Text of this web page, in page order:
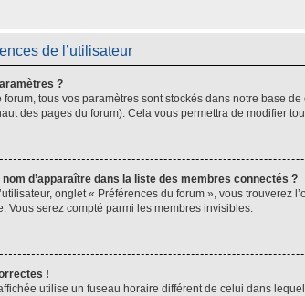
de l’utilisateur
?
tous vos paramètres sont stockés dans notre base
des pages du forum). Cela vous permettra de modifier
d’apparaître dans la liste des membres connectés ?
onglet « Préférences du forum », vous trouverez
Vous serez compté parmi les membres invisibles.
!
utilise un fuseau horaire différent de celui dans